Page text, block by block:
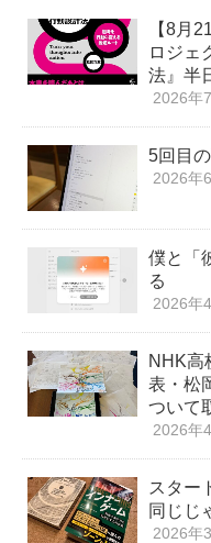
【8月
ロジェ
法』半
2026年
5回目
2026年
僕と「
る
2026年
NHK
表・松
ついて
2026年
スター
同じじ
2026年